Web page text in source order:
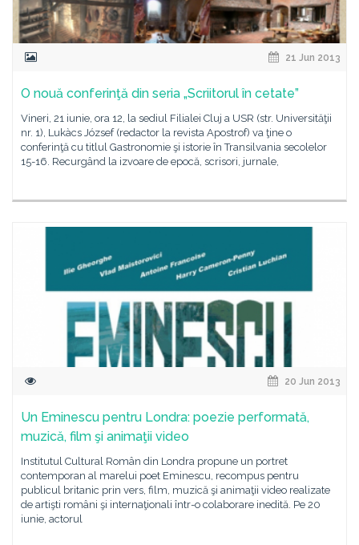
21 Jun 2013
O nouă conferinţă din seria „Scriitorul în cetate”
Vineri, 21 iunie, ora 12, la sediul Filialei Cluj a USR (str. Universităţii
nr. 1), Lukàcs József (redactor la revista Apostrof) va ţine o
conferinţă cu titlul Gastronomie şi istorie în Transilvania secolelor
15-16. Recurgând la izvoare de epocă, scrisori, jurnale,
20 Jun 2013
Un Eminescu pentru Londra: poezie performată,
muzică, film şi animaţii video
Institutul Cultural Român din Londra propune un portret
contemporan al marelui poet Eminescu, recompus pentru
publicul britanic prin vers, film, muzică şi animaţii video realizate
de artişti români şi internaţionali într-o colaborare inedită. Pe 20
iunie, actorul